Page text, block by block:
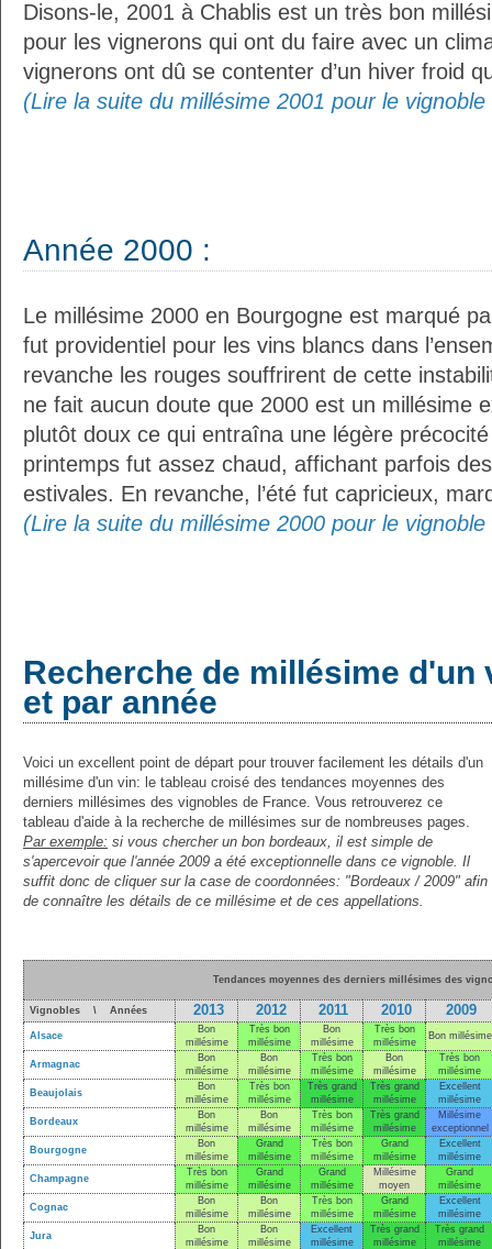
Disons-le, 2001 à Chablis est un très bon
pour les vignerons qui ont du faire avec un
vignerons ont dû se contenter d’un hiver froid
(Lire la suite du millésime 2001 pour le
Année 2000 :
Le millésime 2000 en Bourgogne est marqué
fut providentiel pour les vins blancs dans
revanche les rouges souffrirent de cette
ne fait aucun doute que 2000 est un millésime
plutôt doux ce qui entraîna une légère
printemps fut assez chaud, affichant parfois
estivales. En revanche, l’été fut capricieux,
(Lire la suite du millésime 2000 pour le
Recherche de millésime d'un
et par année
Voici un excellent point de départ pour trouver facilement les détails d'un
millésime d'un vin: le tableau croisé des tendances moyennes des
derniers millésimes des vignobles de France. Vous retrouverez ce
tableau d'aide à la recherche de millésimes sur de nombreuses pages.
Par exemple: si vous chercher un bon bordeaux, il est simple de
s'apercevoir que l'année 2009 a été exceptionnelle dans ce vignoble. Il
suffit donc de cliquer sur la case de coordonnées: "Bordeaux / 2009" afin
de connaître les détails de ce millésime et de ces appellations.
Tendances moyennes des derniers millésimes des
Vignobles \ Années 2013 2012 2011 2010 2009
Alsace
Bon
millésime
Très bon
millésime
Bon
millésime
Très bon
millésime
Bon millésime
Armagnac
Bon
millésime
Bon
millésime
Très bon
millésime
Bon
millésime
Très bon
millésime
Beaujolais
Bon
millésime
Très bon
millésime
Très grand
millésime
Très grand
millésime
Excellent
millésime
Bordeaux
Bon
millésime
Bon
millésime
Très bon
millésime
Très grand
millésime
Millésime
exceptionnel
Bourgogne
Bon
millésime
Grand
millésime
Très bon
millésime
Grand
millésime
Excellent
millésime
Champagne
Très bon
millésime
Grand
millésime
Grand
millésime
Millésime
moyen
Grand
millésime
Cognac
Bon
millésime
Bon
millésime
Très bon
millésime
Grand
millésime
Excellent
millésime
Jura
Bon
millésime
Bon
millésime
Excellent
millésime
Très grand
millésime
Très grand
millésime